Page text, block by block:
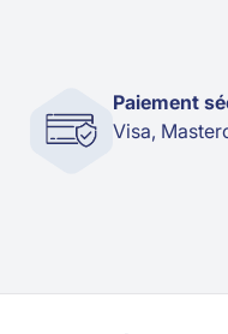
Paiement
Visa,